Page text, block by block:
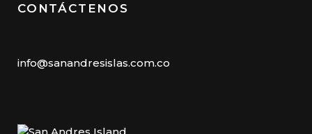
CONTÁCTENOS
info@sanandresislas.com.co